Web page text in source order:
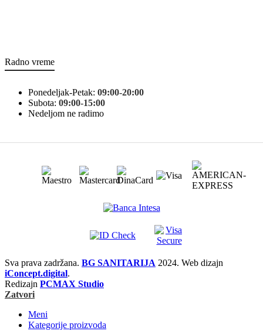
Radno vreme
Ponedeljak-Petak: 09:00-20:00
Subota: 09:00-15:00
Nedeljom ne radimo
Sva prava zadržana. BG SANITARIJA 2024. Web dizajn
iConcept.digital.
Redizajn PCMAX Studio
Zatvori
Meni
Kategorije proizvoda